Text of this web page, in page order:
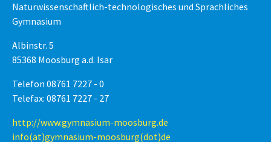
Naturwissenschaftlich-technologisches und Sprachliches
Gymnasium
Albinstr. 5
85368 Moosburg a.d. Isar
Telefon 08761 7227 - 0
Telefax: 08761 7227 - 27
http://www.gymnasium-moosburg.de
info(at)gymnasium-moosburg(dot)de